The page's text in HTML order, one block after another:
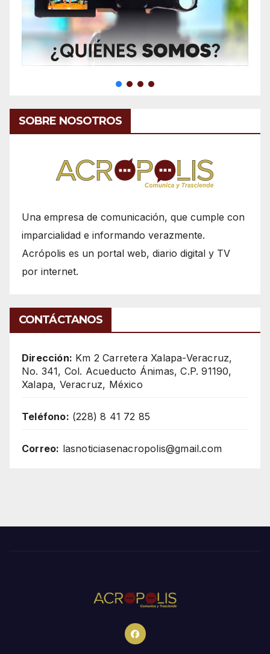
SOBRE NOSOTROS
Una empresa de comunicación, que cumple con
imparcialidad e informando verazmente.
Acrópolis es un portal web, diario digital y TV
por internet.
CONTÁCTANOS
Dirección: Km 2 Carretera Xalapa-Veracruz,
No. 341, Col. Acueducto Ánimas, C.P. 91190,
Xalapa, Veracruz, México
Teléfono: (228) 8 41 72 85
Correo: lasnoticiasenacropolis@gmail.com